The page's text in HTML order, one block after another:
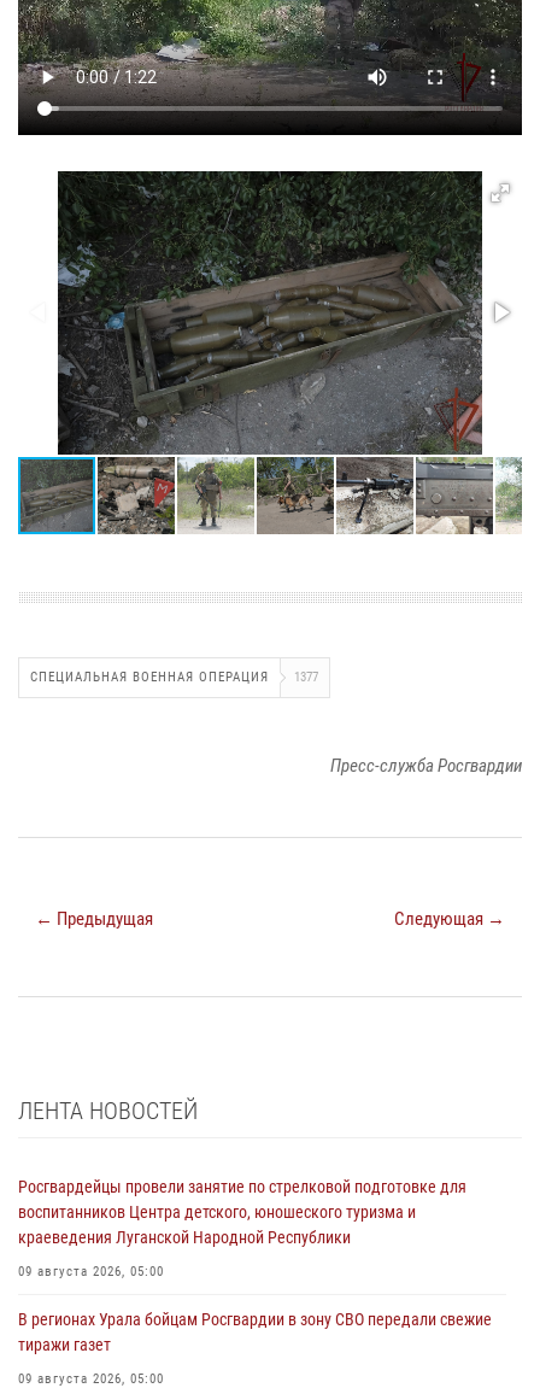
СПЕЦИАЛЬНАЯ ВОЕННАЯ ОПЕРАЦИЯ 1377
Пресс-служба Росгвардии
← Предыдущая Следующая →
ЛЕНТА НОВОСТЕЙ
Росгвардейцы провели занятие по стрелковой подготовке для
воспитанников Центра детского, юношеского туризма и
краеведения Луганской Народной Республики
09 августа 2026, 05:00
В регионах Урала бойцам Росгвардии в зону СВО передали свежие
тиражи газет
09 августа 2026, 05:00